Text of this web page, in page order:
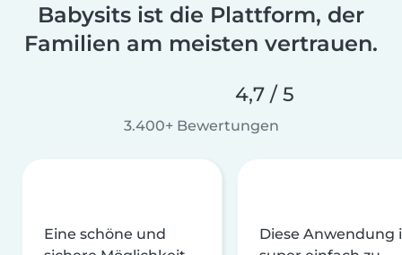
Babysits ist die Plattform, der
Familien am meisten vertrauen.
4,7 / 5
3.400+ Bewertungen
Eine schöne und
Diese Anwendung